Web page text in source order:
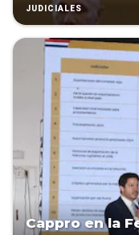
JUDICIALES
Cappro en la